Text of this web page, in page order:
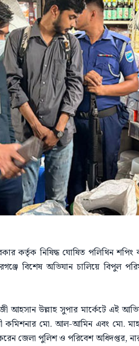
কর্তৃক নিষিদ্ধ ঘোষিত পলিথিন শপিং
বিশেষ অভিযান চালিয়ে
আহসান উল্লাহ সুপার মার্কেটে এই
কমিশনার মো. আল-আমিন এবং মো.
জেলা পুলিশ ও পরিবেশ অধিদপ্তর,